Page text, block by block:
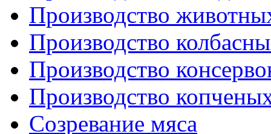
Производство
Производство
Производство
Производство
Созревание мяса